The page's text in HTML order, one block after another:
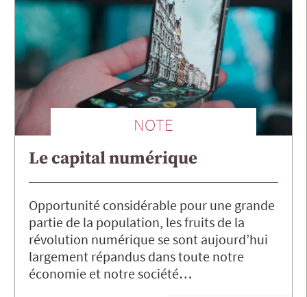
NOTE
Le capital numérique
Opportunité considérable pour une grande
partie de la population, les fruits de la
révolution numérique se sont aujourd’hui
largement répandus dans toute notre
économie et notre société…